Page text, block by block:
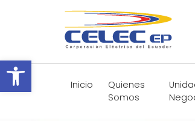
Abrir barra de
Inicio
Quienes
Somos